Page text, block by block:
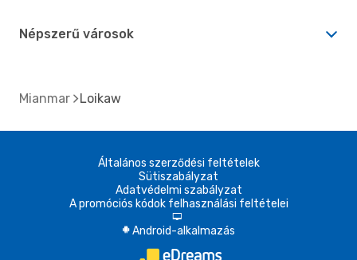
Népszerű városok
Mianmar Loikaw
Általános szerződési feltételek
Sütiszabályzat
Adatvédelmi szabályzat
A promóciós kódok felhasználási feltételei
d
A Android-alkalmazás